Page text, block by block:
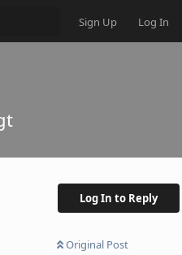
Sign Up Log In
Log In to Reply
Original Post